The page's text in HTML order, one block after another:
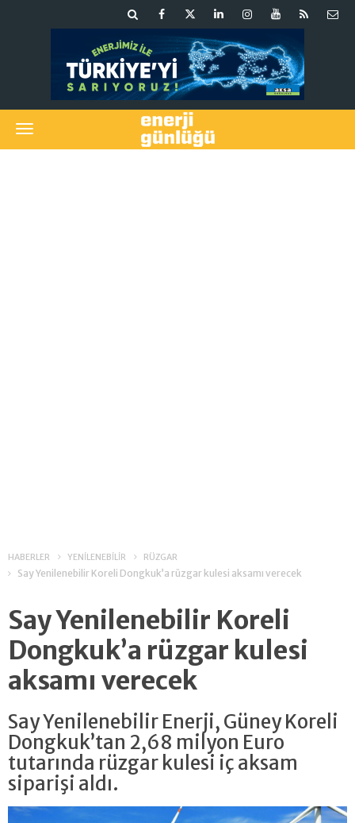
HABERLER YENİLENEBİLİR RÜZGAR
Say Yenilenebilir Koreli Dongkuk’a rüzgar kulesi aksamı verecek
Say Yenilenebilir Koreli
Dongkuk’a rüzgar kulesi
aksamı verecek
Say Yenilenebilir Enerji, Güney Koreli
Dongkuk’tan 2,68 milyon Euro
tutarında rüzgar kulesi iç aksam
siparişi aldı.